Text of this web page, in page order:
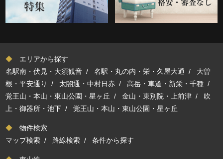
◆ エリアから探す
名駅南・伏見・大須観音 /名駅・丸の内・栄・久屋大通 / 大曽
根・平安通り
/ 太閤通・中村日赤 /高岳・車道・新栄・千種 /
覚王山・本山・東山公園・星ヶ丘 /金山・東別院・上前津 / 吹
上・御器所・池下 /覚王山・本山・東山公園・星ヶ丘
◆ 物件検索
マップ検索 / 路線検索 /条件から探す